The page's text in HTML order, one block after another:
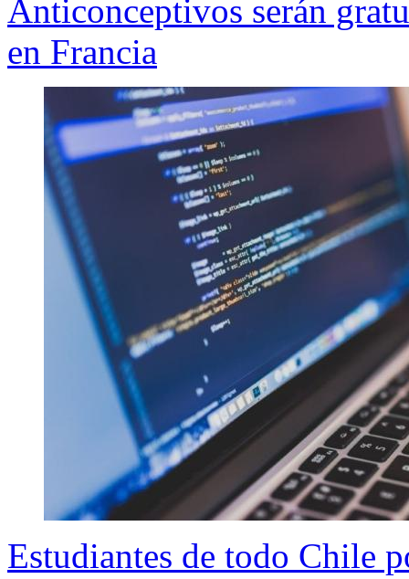
Anticonceptivos serán
en Francia
Estudiantes de todo Chile